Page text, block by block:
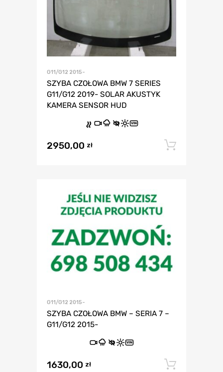
G11/G12 2015-
SZYBA CZOŁOWA BMW 7 SERIES
G11/G12 2019- SOLAR AKUSTYK
KAMERA SENSOR HUD
VIN
2950,00 zł
G11/G12 2015-
SZYBA CZOŁOWA BMW – SERIA 7 –
G11/G12 2015-
VIN
1630,00 zł